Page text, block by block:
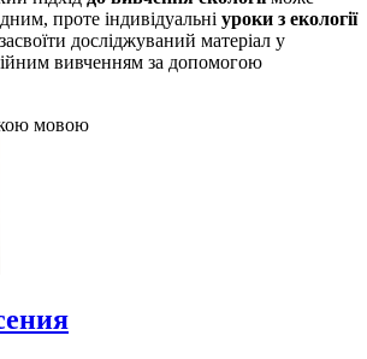
проте індивідуальні уроки з екології
досліджуваний матеріал у
вивченням за допомогою